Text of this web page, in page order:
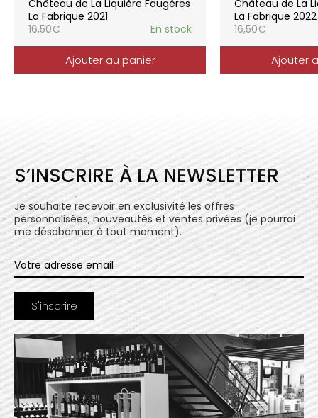
l’expression du terroir.
Château de La Liquière Faugères
La Fabrique 2021
16,50€ En stock
Ajouter au panier
Château de La
La Fabrique 2022
16,50€
Ajouter
S’INSCRIRE À LA NEWSLETTER
Je souhaite recevoir en exclusivité les offres
personnalisées, nouveautés et ventes privées (je pourrai
me désabonner à tout moment).